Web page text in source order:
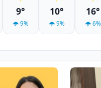
9°
9%
10°
9%
16°
6%